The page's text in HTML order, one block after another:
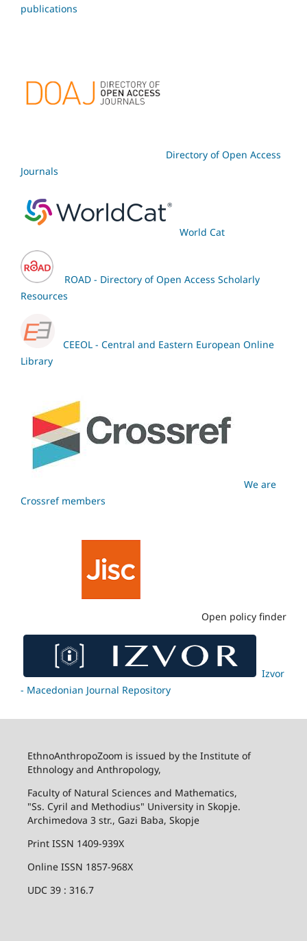
publications
Directory of Open Access
Journals
World Cat
ROAD - Directory of Open Access Scholarly
Resources
CEEOL - Central and Eastern European Online
Library
We are
Crossref members
Open policy finder
Izvor
- Macedonian Journal Repository
EthnoAnthropoZoom is issued by the Institute of
Ethnology and Anthropology,
Faculty of Natural Sciences and Mathematics,
"Ss. Cyril and Methodius" University in Skopje.
Archimedova 3 str., Gazi Baba, Skopje
Print ISSN 1409-939X
Online ISSN 1857-968X
UDC 39 : 316.7